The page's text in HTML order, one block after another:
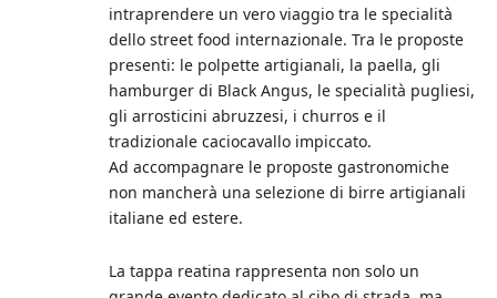
intraprendere un vero viaggio tra le specialità
dello street food internazionale. Tra le proposte
presenti: le polpette artigianali, la paella, gli
hamburger di Black Angus, le specialità pugliesi,
gli arrosticini abruzzesi, i churros e il
tradizionale caciocavallo impiccato.
Ad accompagnare le proposte gastronomiche
non mancherà una selezione di birre artigianali
italiane ed estere.
La tappa reatina rappresenta non solo un